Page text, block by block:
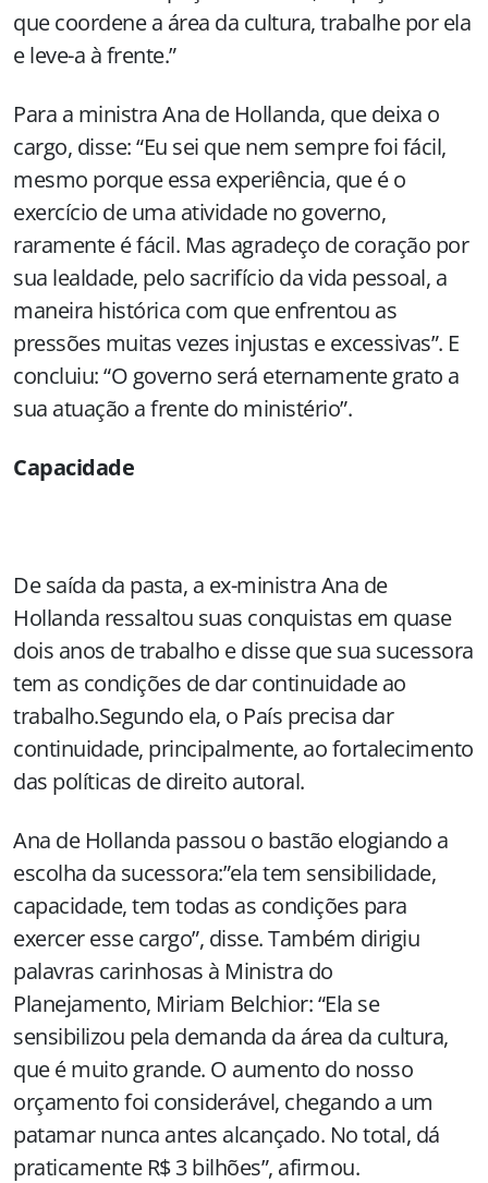
que coordene a área da cultura, trabalhe por ela
e leve-a à frente.”
Para a ministra Ana de Hollanda, que deixa o
cargo, disse: “Eu sei que nem sempre foi fácil,
mesmo porque essa experiência, que é o
exercício de uma atividade no governo,
raramente é fácil. Mas agradeço de coração por
sua lealdade, pelo sacrifício da vida pessoal, a
maneira histórica com que enfrentou as
pressões muitas vezes injustas e excessivas”. E
concluiu: “O governo será eternamente grato a
sua atuação a frente do ministério”.
Capacidade
De saída da pasta, a ex-ministra Ana de
Hollanda ressaltou suas conquistas em quase
dois anos de trabalho e disse que sua sucessora
tem as condições de dar continuidade ao
trabalho.Segundo ela, o País precisa dar
continuidade, principalmente, ao fortalecimento
das políticas de direito autoral.
Ana de Hollanda passou o bastão elogiando a
escolha da sucessora:”ela tem sensibilidade,
capacidade, tem todas as condições para
exercer esse cargo”, disse. Também dirigiu
palavras carinhosas à Ministra do
Planejamento, Miriam Belchior: “Ela se
sensibilizou pela demanda da área da cultura,
que é muito grande. O aumento do nosso
orçamento foi considerável, chegando a um
patamar nunca antes alcançado. No total, dá
praticamente R$ 3 bilhões”, afirmou.